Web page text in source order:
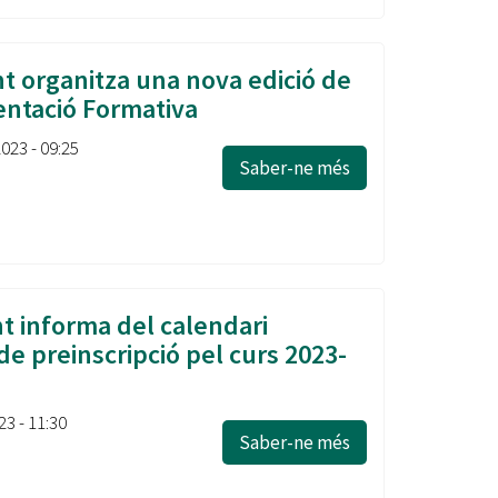
organitza una nova edició de
Formativa
- 09:25
Saber-ne més
informa del calendari
preinscripció pel curs 2023-
- 11:30
Saber-ne més